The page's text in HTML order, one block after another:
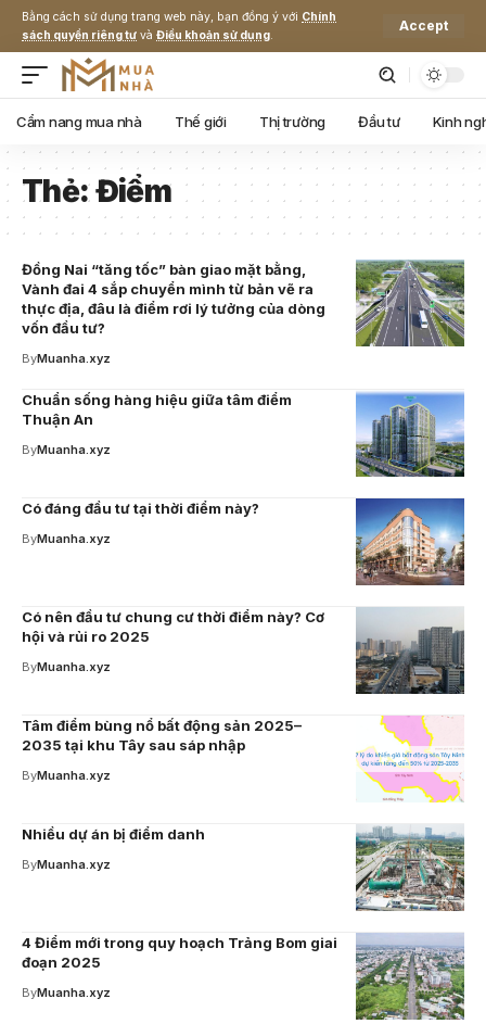
Bằng cách sử dụng trang web này, bạn đồng ý với Chính
sách quyền riêng tư và Điều khoản sử dụng.
Accept
Cẩm nang mua nhà Thế giới Thị trường Đầu tư Kinh
Thẻ:Điểm
Đồng Nai “tăng tốc” bàn giao mặt bằng,
Vành đai 4 sắp chuyển mình từ bản vẽ ra
thực địa, đâu là điểm rơi lý tưởng của dòng
vốn đầu tư?
ByMuanha.xyz
Chuẩn sống hàng hiệu giữa tâm điểm
Thuận An
ByMuanha.xyz
Có đáng đầu tư tại thời điểm này?
ByMuanha.xyz
Có nên đầu tư chung cư thời điểm này? Cơ
hội và rủi ro 2025
ByMuanha.xyz
Tâm điểm bùng nổ bất động sản 2025–
2035 tại khu Tây sau sáp nhập
ByMuanha.xyz
Nhiều dự án bị điểm danh
ByMuanha.xyz
4 Điểm mới trong quy hoạch Trảng Bom giai
đoạn 2025
ByMuanha.xyz